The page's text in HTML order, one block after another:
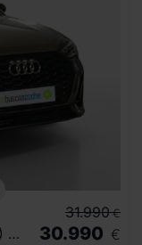
BLACK LINE 35 TDI 110KW (150CV) S TRONIC
31.990 €
30.990 €